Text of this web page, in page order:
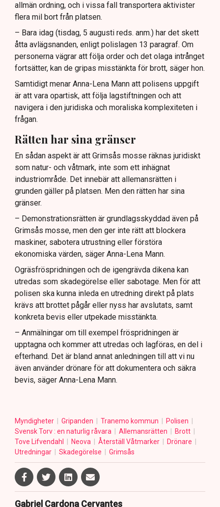
allmän ordning, och i vissa fall transportera aktivister
flera mil bort från platsen.
– Bara idag (tisdag, 5 augusti reds. anm.) har det skett
åtta avlägsnanden, enligt polislagen 13 paragraf. Om
personerna vägrar att följa order och det olaga intrånget
fortsätter, kan de gripas misstänkta för brott, säger hon.
Samtidigt menar Anna-Lena Mann att polisens uppgift
är att vara opartisk, att följa lagstiftningen och att
navigera i den juridiska och moraliska komplexiteten i
frågan.
Rätten har sina gränser
En sådan aspekt är att Grimsås mosse räknas juridiskt
som natur- och våtmark, inte som ett inhägnat
industriområde. Det innebär att allemansrätten i
grunden gäller på platsen. Men den rätten har sina
gränser.
– Demonstrationsrätten är grundlagsskyddad även på
Grimsås mosse, men den ger inte rätt att blockera
maskiner, sabotera utrustning eller förstöra
ekonomiska värden, säger Anna-Lena Mann.
Ogräsfröspridningen och de igengrävda dikena kan
utredas som skadegörelse eller sabotage. Men för att
polisen ska kunna inleda en utredning direkt på plats
krävs att brottet pågår eller nyss har avslutats, samt
konkreta bevis eller utpekade misstänkta.
– Anmälningar om till exempel fröspridningen är
upptagna och kommer att utredas och lagföras, en del i
efterhand. Det är bland annat anledningen till att vi nu
även använder drönare för att dokumentera och säkra
bevis, säger Anna-Lena Mann.
Myndigheter Gripanden Tranemo kommun
Polisen
Svensk Torv : en naturlig råvara
Allemansrätten
Brott
Tove Lifvendahl
Neova Återställ Våtmarker
Drönare
Utredningar
Skadegörelse Grimsås
Gabriel Cardona Cervantes